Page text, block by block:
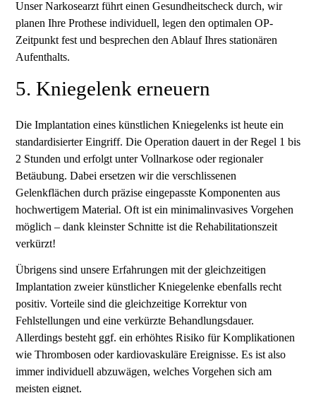
Unser Narkosearzt führt einen Gesundheitscheck durch, wir
planen Ihre Prothese individuell, legen den optimalen OP-
Zeitpunkt fest und besprechen den Ablauf Ihres stationären
Aufenthalts.
5. Kniegelenk erneuern
Die Implantation eines künstlichen Kniegelenks ist heute ein
standardisierter Eingriff. Die Operation dauert in der Regel 1 bis
2 Stunden und erfolgt unter Vollnarkose oder regionaler
Betäubung. Dabei ersetzen wir die verschlissenen
Gelenkflächen durch präzise eingepasste Komponenten aus
hochwertigem Material. Oft ist ein minimalinvasives Vorgehen
möglich – dank kleinster Schnitte ist die Rehabilitationszeit
verkürzt!
Übrigens sind unsere Erfahrungen mit der gleichzeitigen
Implantation zweier künstlicher Kniegelenke ebenfalls recht
positiv. Vorteile sind die gleichzeitige Korrektur von
Fehlstellungen und eine verkürzte Behandlungsdauer.
Allerdings besteht ggf. ein erhöhtes Risiko für Komplikationen
wie Thrombosen oder kardiovaskuläre Ereignisse. Es ist also
immer individuell abzuwägen, welches Vorgehen sich am
meisten eignet.